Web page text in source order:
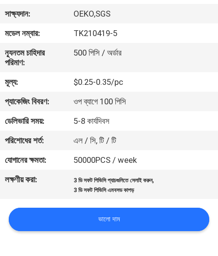
কারখানা
ভ্রমণ
নিয়ন্ত্রণ
যোগাযোগ
করুন
উদ্ধৃতির
জন্য
সাইট
সাক্ষ্যদান:
OEKO,SGS
মডেল নম্বার:
TK210419-5
ন্যূনতম চাহিদার
পরিমাণ:
500 পিসি / অর্ডার
মূল্য:
$0.25-0.35/pc
প্যাকেজিং বিবরণ:
ওপ ব্যাগে 100 পিসি
ডেলিভারি সময়:
5-8 কার্যদিবস
পরিশোধের শর্ত:
এল / সি, টি / টি
যোগানের ক্ষমতা:
50000PCS / week
লক্ষণীয় করা:
3 ডি সফট পিভিসি প্যাচগুলিতে সেলাই করুন,
3 ডি সফট পিভিসি এমবসড কাপড়
ভালো দাম